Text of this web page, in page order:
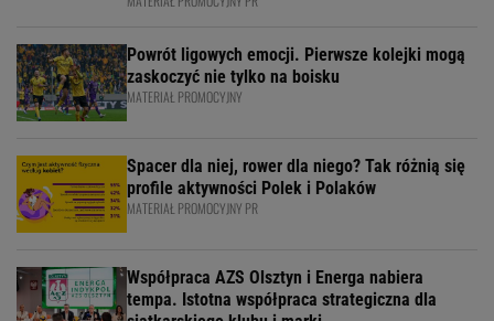
Powrót ligowych emocji. Pierwsze kolejki mogą
zaskoczyć nie tylko na boisku
MATERIAŁ PROMOCYJNY
Spacer dla niej, rower dla niego? Tak różnią się
profile aktywności Polek i Polaków
MATERIAŁ PROMOCYJNY PR
Współpraca AZS Olsztyn i Energa nabiera
tempa. Istotna współpraca strategiczna dla